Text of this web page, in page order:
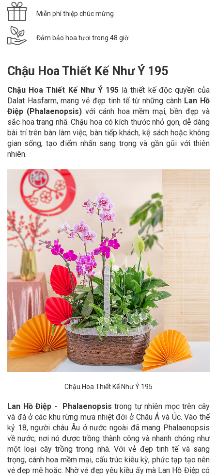
Miễn phí thiệp chúc mừng
Đảm bảo hoa tươi trong 48 giờ
Chậu Hoa Thiết Kế Như Ý 195
Chậu Hoa Thiết Kế Như Ý 195 là thiết kế độc quyền của
Dalat Hasfarm, mang vẻ đẹp tinh tế từ những cành Lan Hồ
Điệp (Phalaenopsis)với cánh hoa mềm mại, bền đẹp và
sắc hoa trang nhã. Chậu hoa có kích thước nhỏ gọn, dễ dàng
bài trí trên bàn làm việc, bàn tiếp khách, kệ sách hoặc không
gian sống, tạo điểm nhấn sang trọng và gần gũi với thiên
nhiên.
Chậu Hoa Thiết Kế Như Ý 195
Lan Hồ Điệp - Phalaenopsis trong tự nhiên mọc trên cây
và đá ở các khu rừng mưa nhiệt đới ở Châu Á và Úc. Vào thế
kỷ 18, người châu Âu ở nước ngoài đã mang Phalaenopsis
về nước, nơi nó được trồng thành công và nhanh chóng như
một loại cây trồng trong nhà. Với vẻ đẹp tinh tế và sang
trọng, cánh hoa mềm mại, cấu trúc kiêu kỳ, phức tạp tạo nên
vẻ đẹp mê hoặc. Nhờ vẻ đẹp yêu kiều ấy mà Lan Hồ Điệp có